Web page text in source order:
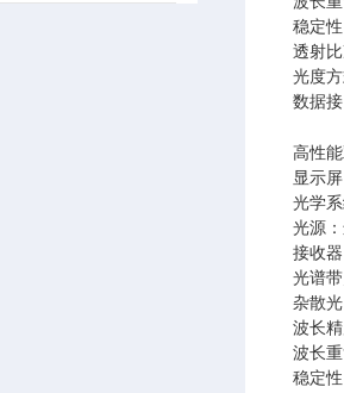
稳定
透射
光度
数据
高性
显示
光学
光源
接收
光谱
杂散
波长
波长
稳定